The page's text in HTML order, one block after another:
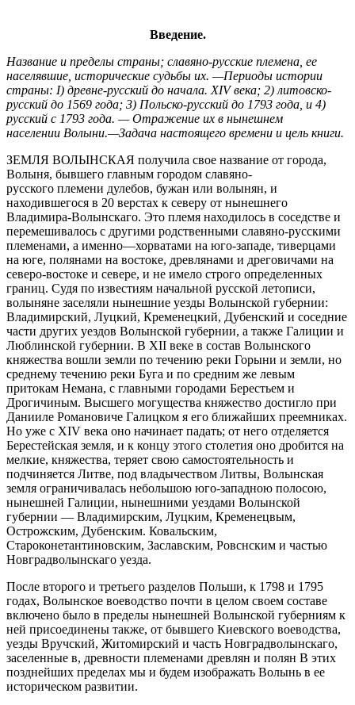
Введение.
Название и пределы страны; славяно-русские племена, ее
населявшие, исторические судьбы их. —Периоды истории
страны: І) древне-русский до начала. XIV века; 2) литовско-
русский до 1569 года; 3) Польско-русский до 1793 года, и 4)
русский с 1793 года. — Отражение их в нынешнем
населении Волыни.—Задача настоящего времени и цель книги.
ЗЕМЛЯ ВОЛЬІНСКАЯ получила свое название от города,
Волыня, бывшего главным городом славяно-
русского племени дулебов, бужан или волынян, и
находившегося в 20 верстах к северу от нынешнего
Владимира-Волынскаго. Это племя находилось в соседстве и
перемешивалось с другими родственными славяно-русскими
племенами, а именно—хорватами на юго-западе, тиверцами
на юге, полянами на востоке, древлянами и дреговичами на
северо-востоке и севере, и не имело строго определенных
границ. Судя по известиям начальной русской летописи,
волыняне заселяли нынешние уезды Волынской губернии:
Владимирский, Луцкий, Кременецкий, Дубенский и соседние
части других уездов Волынской губернии, а также Галиции и
Люблинской губернии. В XII веке в состав Волынского
княжества вошли земли по течению реки Горыни и земли, но
среднему течению реки Буга и по средним же левым
притокам Немана, с главными городами Берестьем и
Дрогичиным. Высшего могущества княжество достигло при
Данииле Романовиче Галицком я его ближайших преемниках.
Но уже с XIV века оно начинает падать; от него отделяется
Берестейская земля, и к концу этого столетия оно дробится на
мелкие, княжества, теряет свою самостоятельность и
подчиняется Литве, под владычеством Литвы, Волынская
земля ограничивалась небольшою юго-западною полосою,
нынешней Галиции, нынешними уездами Волынской
губернии — Владимирским, Луцким, Кременецвым,
Острожским, Дубенским. Ковальским,
Староконетантиновским, Заславским, Ровснским и частью
Новградволынскаго уезда.
После второго и третьего разделов Польши, к 1798 и 1795
годах, Волынское воеводство почти в целом своем составе
включено было в пределы нынешней Волынской губерниям к
ней присоединены также, от бывшего Киевского воеводства,
уезды Вручский, Житомирский и часть Новградволынскаго,
заселенные в, древности племенами древлян и полян В этих
позднейших пределах мы и будем изображать Волынь в ее
историческом развитии.